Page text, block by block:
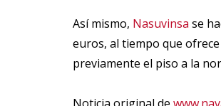
Así mismo, Nasuvinsa se
euros, al tiempo que
previamente el piso a la